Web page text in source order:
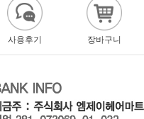
사용후기 장바구니